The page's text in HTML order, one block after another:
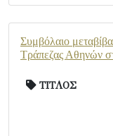
Συμβόλαιο
Τράπεζας Αθηνών
ΤΙΤΛΟΣ